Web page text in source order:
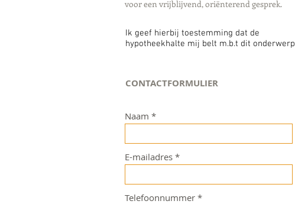
voor een vrijblijvend, oriënterend gesprek.
Ik geef hierbij toestemming dat de
hypotheekhalte mij belt m.b.t dit onderwerp
CONTACTFORMULIER
Naam
E-mailadres
Telefoonnummer